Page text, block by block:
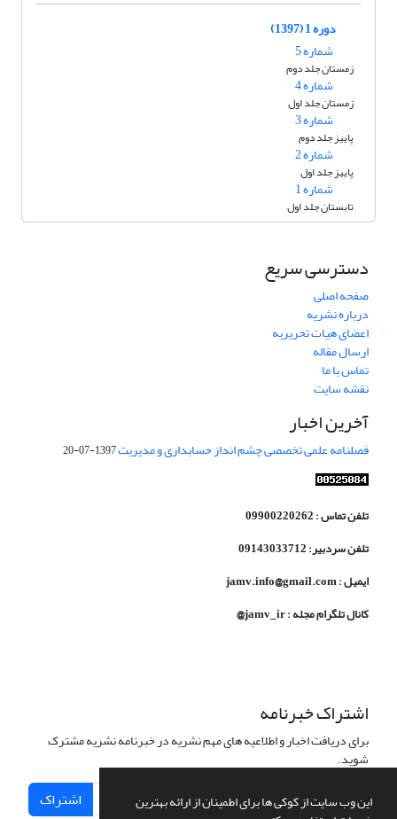
این وب سایت از کوکی ها برای اطمینان از ارائه بهترین
دوره 1 (1397)
شماره 5
زمستان جلد دوم
شماره 4
زمستان جلد اول
شماره 3
پاییز جلد دوم
شماره 2
پاییز جلد اول
شماره 1
تابستان جلد اول
دسترسی سریع
صفحه اصلی
درباره نشریه
اعضای هیات تحریریه
ارسال مقاله
تماس با ما
نقشه سایت
آخرین اخبار
فصلنامه علمی تخصصی چشم انداز حسابداری و مدیریت1397-07-20
تلفن تماس : 09900220262
تلفن سردبیر: 09143033712
ایمیل : jamv.info@gmail.com
کانال تلگرام مجله : jamv_ir@
اشتراک خبرنامه
برای دریافت اخبار و اطلاعیه های مهم نشریه در خبرنامه نشریه مشترک
شوید.
اشتراک